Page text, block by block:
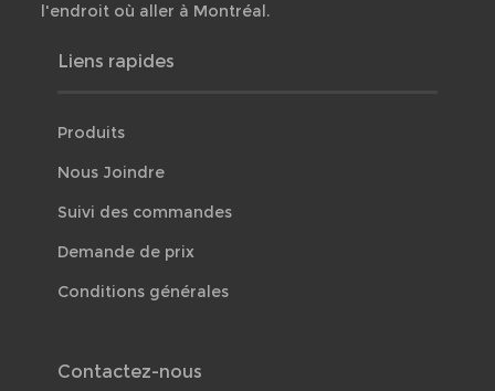
l'endroit où aller à Montréal.
Liens rapides
Produits
Nous Joindre
Suivi des commandes
Demande de prix
Conditions générales
Contactez-nous